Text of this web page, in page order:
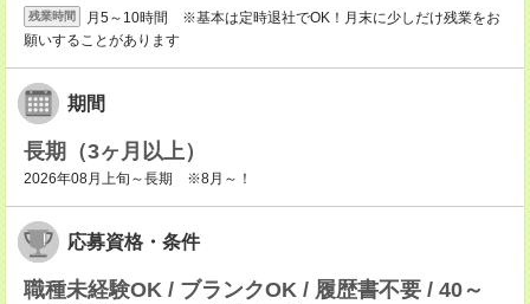
残業時間
月5～10時間 ※基本は定時退社でOK！月末に少しだけ残業をお
願いすることがあります
期間
長期（3ヶ月以上）
2026年08月上旬～長期 ※8月～！
応募資格・条件
職種未経験OK / ブランクOK / 履歴書不要 / 40～